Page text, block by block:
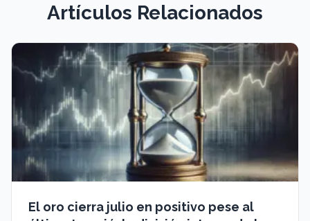
Artículos Relacionados
El oro cierra julio en positivo pese al